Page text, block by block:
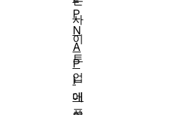
사
이
트
업
데
P
N
A
P
I
애